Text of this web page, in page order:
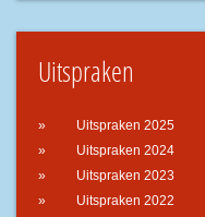
Uitspraken
Uitspraken 2025
Uitspraken 2024
Uitspraken 2023
Uitspraken 2022